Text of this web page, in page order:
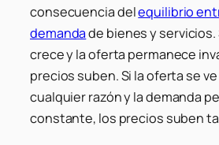
consecuencia delequilibrio
demandade bienes y servicios.
crece y la oferta permanece
precios suben. Si la oferta se
cualquier razón y la demanda
constante, los precios suben